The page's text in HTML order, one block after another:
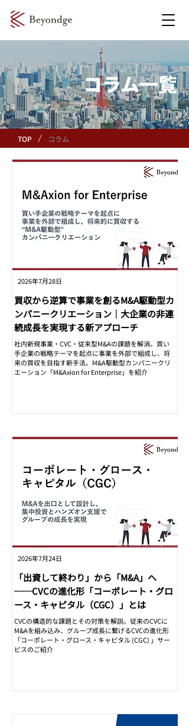
​コラム一覧
TOP / コラム
2026年7月28日
買収から逆算で事業を創るM&A駆動型カ
ンパニークリエーション│大企業の非連
続成長を実現する新アプローチ
社内新規事業・CVC・従来型M&Aの課題を解消。買い
手企業の戦略テーマを起点に事業を外部で組成し、将
来の買収を目指す新手法。M&A駆動型カンパニークリ
エーション「M&Axion for Enterprise」を紹介
2026年7月24日
「出資して終わり」から「M&A」へ
──CVCの進化形「コーポレート・グロ
ース・キャピタル（CGC）」とは
CVCの構造的な課題とその対策を解説。従来のCVCに
M&Aを組み込み、グループ成長に繋げるCVCの進化形
「コーポレート・グロース・キャピタル (CGC) 」サー
ビスのご紹介